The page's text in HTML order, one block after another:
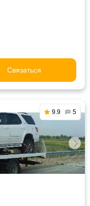
Связаться
9.9 5